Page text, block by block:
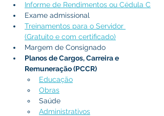
Informe de Rendimentos ou Cédula C
Exame admissional
Treinamentos para o Servidor
(Gratuito e com certificado)
Margem de Consignado
Planos de Cargos, Carreira e
Remuneração (PCCR)
Educação
Obras
Saúde
Administrativos